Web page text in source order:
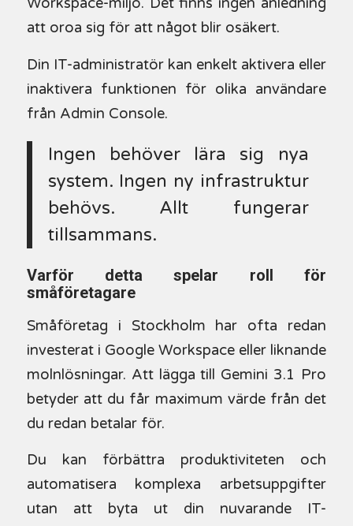
att oroa sig för att något blir osäkert.
Din IT-administratör kan enkelt aktivera eller
inaktivera funktionen för olika användare
från Admin Console.
Ingen behöver lära sig nya
system. Ingen ny infrastruktur
behövs. Allt fungerar
tillsammans.
Varför detta spelar roll för
småföretagare
Småföretag i Stockholm har ofta redan
investerat i Google Workspace eller liknande
molnlösningar. Att lägga till Gemini 3.1 Pro
betyder att du får maximum värde från det
du redan betalar för.
Du kan förbättra produktiviteten och
automatisera komplexa arbetsuppgifter
utan att byta ut din nuvarande IT-